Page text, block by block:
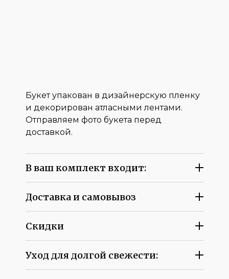
Букет упакован в дизайнерскую пленку
и декорирован атласными лентами.
Отправляем фото букета перед
доставкой.
В ваш комплект входит:
Доставка и самовывоз
Скидки
Уход для долгой свежести: